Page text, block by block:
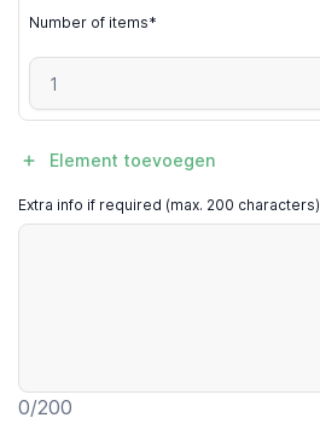
Number of items*
Element toevoegen
Extra info if required (max. 200 characters)
0/200